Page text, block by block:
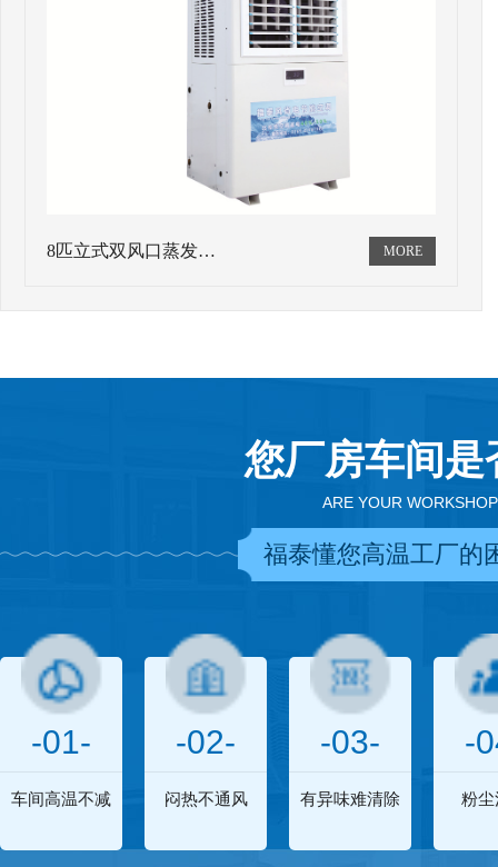
8匹立式双风口蒸发…
您厂房车间
ARE YOUR
福泰懂您高温工厂的
-01-
车间高温不减
-02-
闷热不通风
-03-
有异味难清除
-
粉尘